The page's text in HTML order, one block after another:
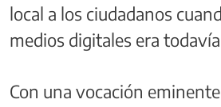
local a los ciudadanos
medios digitales era
Con una vocación